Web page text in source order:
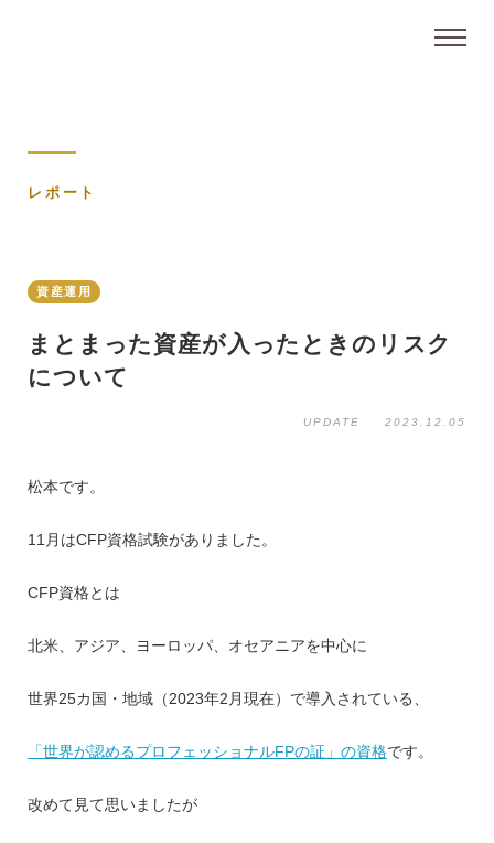
レポート
資産運用
まとまった資産が入ったときのリスク
について
UPDATE 2023.12.05
松本です。
11月はCFP資格試験がありました。
CFP資格とは
北米、アジア、ヨーロッパ、オセアニアを中心に
世界25カ国・地域（2023年2月現在）で導入されている、
「世界が認めるプロフェッショナルFPの証」の資格です。
改めて見て思いましたが